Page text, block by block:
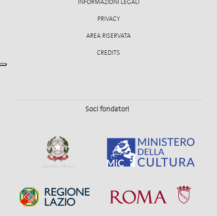
PRIVACY
AREA RISERVATA
CREDITS
Soci fondatori